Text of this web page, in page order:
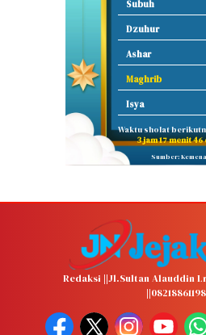
Subuh
Dzuhur
Ashar
Maghrib
Isya
Waktu sholat
3 jam 17 menit
Sumber:
Redaksi ||Jl.Sultan Alauddin